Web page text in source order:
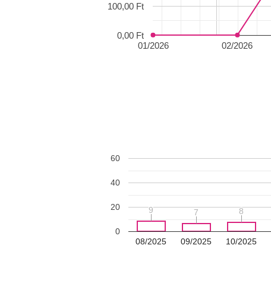
01/2026 02/2026
0,00 Ft
100,00 Ft
08/2025 09/2025 10/2025
0
20
40
60
9
9 7
7 8
8